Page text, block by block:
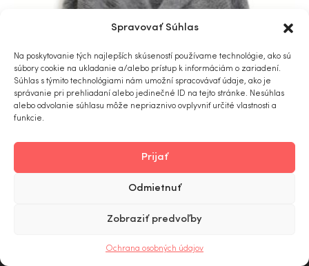
Spravovať Súhlas
Na poskytovanie tých najlepších skúseností používame technológie, ako sú
súbory cookie na ukladanie a/alebo prístup k informáciám o zariadení.
Súhlas s týmito technológiami nám umožní spracovávať údaje, ako je
správanie pri prehliadaní alebo jedinečné ID na tejto stránke. Nesúhlas
alebo odvolanie súhlasu môže nepriaznivo ovplyvniť určité vlastnosti a
funkcie.
Prijať
Odmietnuť
Zobraziť predvoľby
Ochrana osobných údajov